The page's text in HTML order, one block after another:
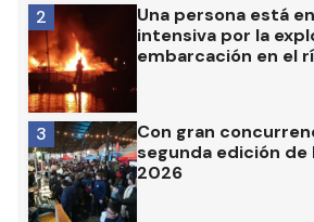
Una persona está
intensiva por la
embarcación en el
2
Con gran
segunda edición de
2026
3